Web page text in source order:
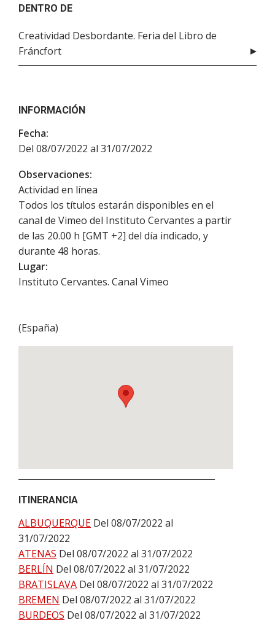
DENTRO DE
Creatividad Desbordante. Feria del Libro de
Fráncfort
INFORMACIÓN
Fecha:
Del 08/07/2022 al 31/07/2022
Observaciones:
Actividad en línea
Todos los títulos estarán disponibles en el
canal de Vimeo del Instituto Cervantes a partir
de las 20.00 h [GMT +2] del día indicado, y
durante 48 horas.
Lugar:
Instituto Cervantes. Canal Vimeo
(España)
ITINERANCIA
ALBUQUERQUE Del 08/07/2022 al
31/07/2022
ATENAS Del 08/07/2022 al 31/07/2022
BERLÍN Del 08/07/2022 al 31/07/2022
BRATISLAVA Del 08/07/2022 al 31/07/2022
BREMEN Del 08/07/2022 al 31/07/2022
BURDEOS Del 08/07/2022 al 31/07/2022